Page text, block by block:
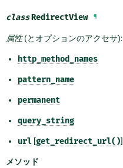
classRedirectView ¶
属性(とオプションのアクセサ):
http_method_names
pattern_name
permanent
query_string
url [get_redirect_url()]
メソッド